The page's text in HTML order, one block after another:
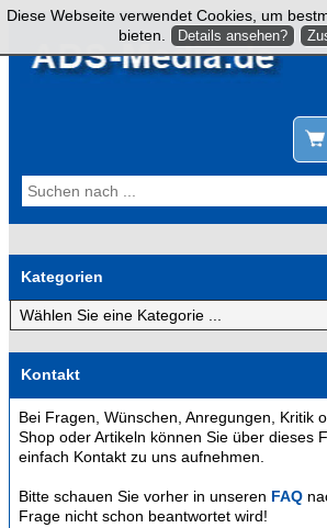
Kategorien
Kontakt
Bei Fragen, Wünschen, Anregungen, Kritik
Shop oder Artikeln können Sie über dieses
einfach Kontakt zu uns aufnehmen.
Bitte schauen Sie vorher in unseren FAQ
Frage nicht schon beantwortet wird!
Diese Webseite verwendet Cookies, um
bieten.
Details ansehen?